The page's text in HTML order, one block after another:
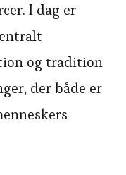
I dag er
og tradition
der både er